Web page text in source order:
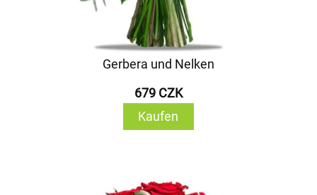
Gerbera und Nelken
679 CZK
Kaufen